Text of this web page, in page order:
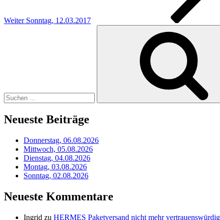
Weiter Sonntag, 12.03.2017
Neueste Beiträge
Donnerstag, 06.08.2026
Mittwoch, 05.08.2026
Dienstag, 04.08.2026
Montag, 03.08.2026
Sonntag, 02.08.2026
Neueste Kommentare
Ingrid zu HERMES Paketversand nicht mehr vertrauenswürdig